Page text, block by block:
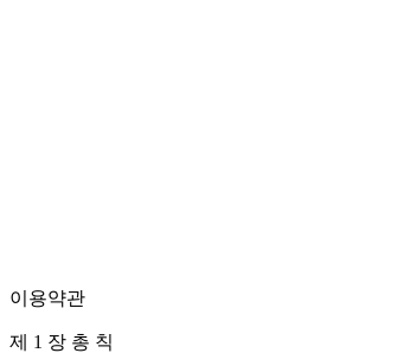
이용약관
제 1 장 총 칙